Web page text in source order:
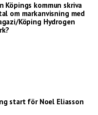
Köpings kommun skriva
om markanvisning med
Köping Hydrogen
start för Noel Eliasson